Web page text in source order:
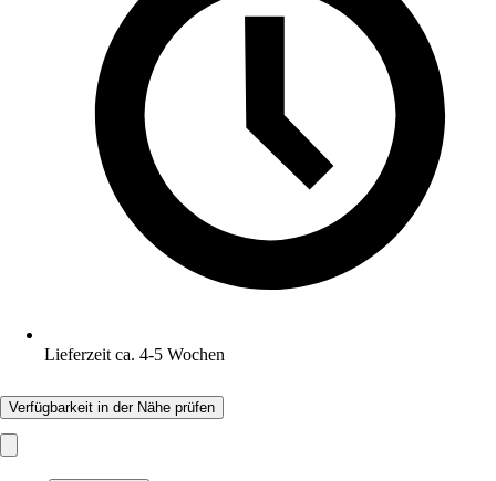
Lieferzeit ca. 4-5 Wochen
Verfügbarkeit in der Nähe prüfen